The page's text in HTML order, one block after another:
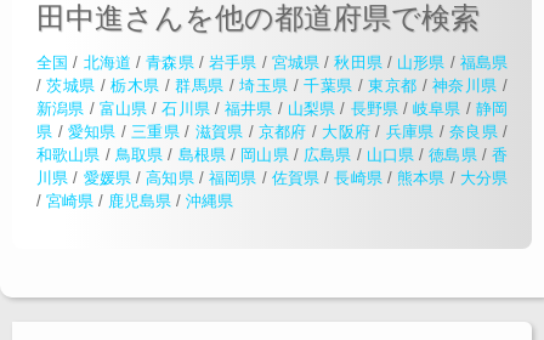
田中進さんを他の都道府県で検索
全国 / 北海道 /青森県/ 岩手県 / 宮城県 /秋田県/ 山形県 / 福島県
/茨城県 /栃木県 /群馬県 /埼玉県 /千葉県 /東京都 /神奈川県 /
新潟県 / 富山県 /石川県/福井県 / 山梨県 / 長野県/岐阜県 / 静岡
県 / 愛知県 /三重県 / 滋賀県 / 京都府 / 大阪府 / 兵庫県 / 奈良県/
和歌山県 / 鳥取県 / 島根県/ 岡山県/ 広島県 / 山口県 /徳島県/香
川県 / 愛媛県/高知県/ 福岡県 / 佐賀県 /長崎県/熊本県 / 大分県
/ 宮崎県 / 鹿児島県 / 沖縄県